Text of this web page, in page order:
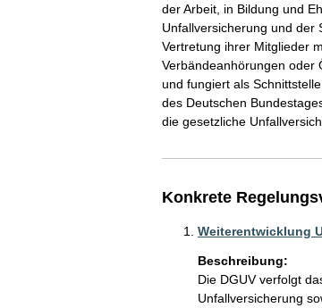
der Arbeit, in Bildung und
Unfallversicherung und der
Vertretung ihrer Mitglieder
Verbändeanhörungen oder
und fungiert als
des Deutschen
die gesetzliche
Konkrete
Weiterentwicklung
Beschreibung:
Die DGUV verfolgt
Unfallversicherung